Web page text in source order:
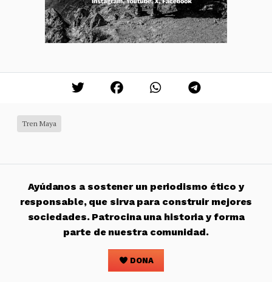
Tren Maya
Ayúdanos a sostener un periodismo ético y
responsable, que sirva para construir mejores
sociedades. Patrocina una historia y forma
parte de nuestra comunidad.
DONA